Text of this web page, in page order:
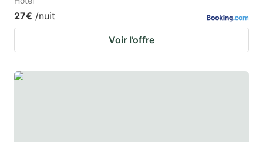
27€ /nuit
Voir l’offre